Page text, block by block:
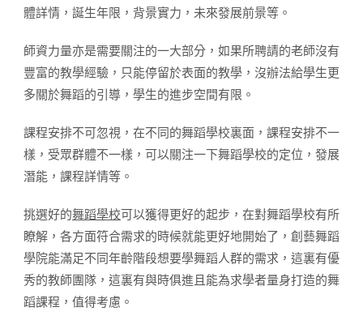
體詳情，誕生年限，背景實力，未來發展前景等。
師資力量亦是需要關注的一大部分，如果所聘請的老師沒有
豐富的教學經驗，只能停留於表面的教學，沒辦法給學生更
多關於舞蹈的引導，學生的進步空間有限。
課程安排不可忽視，在不同的舞蹈學校裏面，課程安排不一
樣，受眾群體不一樣，可以關注一下舞蹈學校的定位，發展
潛能，課程詳情等。
挑選好的舞蹈學校可以獲得更好的起步，在對舞蹈學校有所
瞭解，各方面符合需求的時候就能更好地開始了，創藝舞蹈
學院能滿足不同年齡階段想要學舞蹈人群的需求，這裏有優
秀的教師團隊，這裏有與時俱進且能為求學者量身打造的舞
蹈課程，值得考慮。